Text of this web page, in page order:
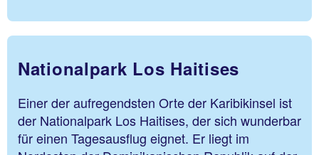
Nationalpark Los Haitises
Einer der aufregendsten Orte der Karibikinsel ist
der Nationalpark Los Haitises, der sich wunderbar
für einen Tagesausflug eignet. Er liegt im